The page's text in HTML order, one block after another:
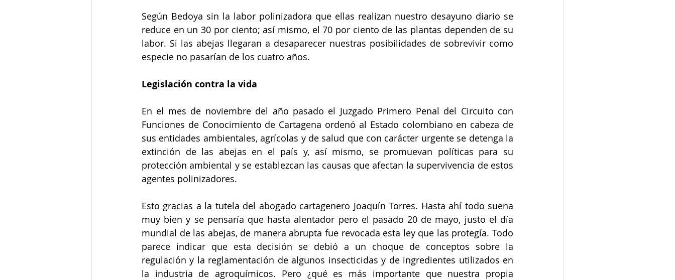
Según Bedoya sin la labor polinizadora que ellas realizan nuestro desayuno diario se
reduce en un 30 por ciento; así mismo, el 70 por ciento de las plantas dependen de su
labor. Si las abejas llegaran a desaparecer nuestras posibilidades de sobrevivir como
especie no pasarían de los cuatro años.
Legislación contra la vida
En el mes de noviembre del año pasado el Juzgado Primero Penal del Circuito con
Funciones de Conocimiento de Cartagena ordenó al Estado colombiano en cabeza de
sus entidades ambientales, agrícolas y de salud que con carácter urgente se detenga la
extinción de las abejas en el país y, así mismo, se promuevan políticas para su
protección ambiental y se establezcan las causas que afectan la supervivencia de estos
agentes polinizadores.
Esto gracias a la tutela del abogado cartagenero Joaquín Torres. Hasta ahí todo suena
muy bien y se pensaría que hasta alentador pero el pasado 20 de mayo, justo el día
mundial de las abejas, de manera abrupta fue revocada esta ley que las protegía. Todo
parece indicar que esta decisión se debió a un choque de conceptos sobre la
regulación y la reglamentación de algunos insecticidas y de ingredientes utilizados en
la industria de agroquímicos. Pero ¿qué es más importante que nuestra propia